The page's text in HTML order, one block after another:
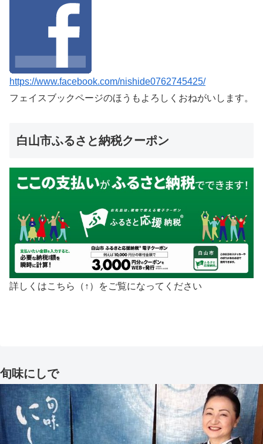
https://www.facebook.com/nishide0762745425/
フェイスブックページのほうもよろしくおねがいします。
白山市ふるさと納税クーポン
詳しくはこちら（↑）をご覧になってください
旬味にしで